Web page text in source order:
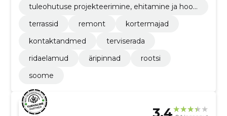
tuleohutuse projekteerimine, ehitamine ja hool
terrassid
remont
kortermajad
kontaktandmed
terviserada
ridaelamud
äripinnad
rootsi
soome
3.4